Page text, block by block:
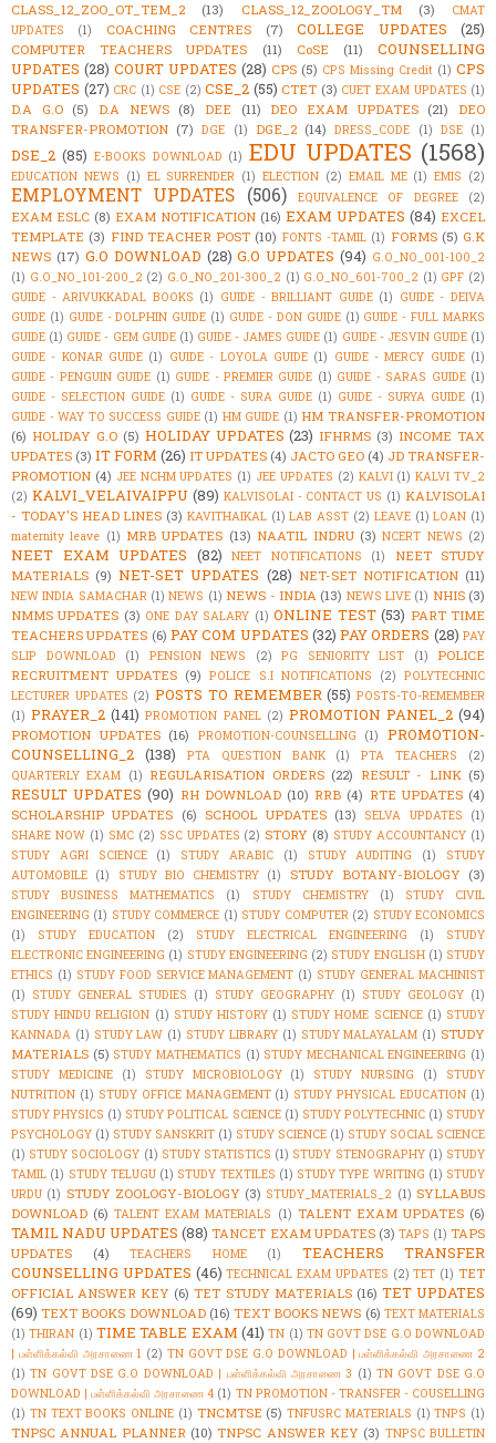
CLASS_12_ZOO_OT_TEM_2
(13) CLASS_12_ZOOLOGY_TM (3)
CMAT
UPDATES
(1) COACHING CENTRES (7) COLLEGE UPDATES (25)
COMPUTER TEACHERS UPDATES (11) CoSE (11)
COUNSELLING
UPDATES (28) COURT UPDATES (28) CPS (5) CPS Missing Credit (1) CPS
UPDATES (27) CRC (1) CSE (2) CSE_2 (55) CTET (3) CUET EXAM UPDATES (1)
D.A G.O (5) D.A NEWS (8) DEE (11) DEO EXAM UPDATES (21)
DEO
TRANSFER-PROMOTION (7) DGE (1) DGE_2 (14) DRESS_CODE (1) DSE (1)
DSE_2 (85) E-BOOKS DOWNLOAD (1) EDU UPDATES (1568)
EDUCATION NEWS (1) EL SURRENDER (1) ELECTION (2) EMAIL ME (1) EMIS (2)
EMPLOYMENT UPDATES (506) EQUIVALENCE OF DEGREE (2)
EXAM ESLC (8) EXAM NOTIFICATION (16) EXAM UPDATES (84) EXCEL
TEMPLATE (3) FIND TEACHER POST (10) FONTS -TAMIL (1) FORMS (5) G.K
NEWS (17) G.O DOWNLOAD (28) G.O UPDATES (94) G.O_NO_001-100_2
(1) G.O_NO_101-200_2 (2) G.O_NO_201-300_2 (1) G.O_NO_601-700_2 (1) GPF (2)
GUIDE - ARIVUKKADAL BOOKS (1) GUIDE - BRILLIANT GUIDE (1) GUIDE - DEIVA
GUIDE (1) GUIDE - DOLPHIN GUIDE (1) GUIDE - DON GUIDE (1) GUIDE - FULL MARKS
GUIDE (1) GUIDE - GEM GUIDE (1) GUIDE - JAMES GUIDE (1) GUIDE - JESVIN GUIDE (1)
GUIDE - KONAR GUIDE (1) GUIDE - LOYOLA GUIDE (1) GUIDE - MERCY GUIDE (1)
GUIDE - PENGUIN GUIDE (1) GUIDE - PREMIER GUIDE (1) GUIDE - SARAS GUIDE (1)
GUIDE - SELECTION GUIDE (1) GUIDE - SURA GUIDE (1) GUIDE - SURYA GUIDE (1)
GUIDE - WAY TO SUCCESS GUIDE (1) HM GUIDE (1) HM TRANSFER-PROMOTION
(6) HOLIDAY G.O (5) HOLIDAY UPDATES (23) IFHRMS (3) INCOME TAX
UPDATES (3) IT FORM (26) IT UPDATES (4) JACTO GEO (4) JD TRANSFER-
PROMOTION (4) JEE NCHM UPDATES (1) JEE UPDATES (2) KALVI (1) KALVI TV_2
(2) KALVI_VELAIVAIPPU (89) KALVISOLAI - CONTACT US (1) KALVISOLAI
- TODAY'S HEAD LINES (3) KAVITHAIKAL (1) LAB ASST (2) LEAVE (1) LOAN (1)
maternity leave (1) MRB UPDATES (13) NAATIL INDRU (3) NCERT NEWS (2)
NEET EXAM UPDATES (82) NEET NOTIFICATIONS (1)
NEET STUDY
MATERIALS (9) NET-SET UPDATES (28) NET-SET NOTIFICATION (11)
NEW INDIA SAMACHAR (1) NEWS (1) NEWS - INDIA (13) NEWS LIVE (1) NHIS (3)
NMMS UPDATES (3) ONE DAY SALARY (1) ONLINE TEST (53) PART TIME
TEACHERS UPDATES (6) PAY COM UPDATES (32) PAY ORDERS (28) PAY
SLIP DOWNLOAD
(1) PENSION NEWS (2) PG SENIORITY LIST (1)
POLICE
RECRUITMENT UPDATES (9) POLICE S.I NOTIFICATIONS (2) POLYTECHNIC
LECTURER UPDATES (2) POSTS TO REMEMBER (55) POSTS-TO-REMEMBER
(1) PRAYER_2 (141) PROMOTION PANEL (2) PROMOTION PANEL_2 (94)
PROMOTION UPDATES (16) PROMOTION-COUNSELLING (1)
PROMOTION-
COUNSELLING_2 (138) PTA QUESTION BANK (1) PTA TEACHERS
(2)
QUARTERLY EXAM (1) REGULARISATION ORDERS (22) RESULT - LINK (5)
RESULT UPDATES (90) RH DOWNLOAD (10) RRB (4) RTE UPDATES (4)
SCHOLARSHIP UPDATES (6) SCHOOL UPDATES (13) SELVA UPDATES
(1)
SHARE NOW (1) SMC (2) SSC UPDATES (2) STORY (8) STUDY ACCOUNTANCY (1)
STUDY AGRI SCIENCE
(1) STUDY ARABIC (1) STUDY AUDITING (1)
STUDY
AUTOMOBILE (1) STUDY BIO CHEMISTRY (1) STUDY BOTANY-BIOLOGY (3)
STUDY BUSINESS MATHEMATICS (1) STUDY CHEMISTRY (1)
STUDY CIVIL
ENGINEERING (1) STUDY COMMERCE (1) STUDY COMPUTER (2) STUDY ECONOMICS
(1)
STUDY EDUCATION (2) STUDY ELECTRICAL ENGINEERING (1)
STUDY
ELECTRONIC ENGINEERING (1) STUDY ENGINEERING (2) STUDY ENGLISH (1) STUDY
ETHICS (1) STUDY FOOD SERVICE MANAGEMENT (1) STUDY GENERAL MACHINIST
(1) STUDY GENERAL STUDIES (1) STUDY GEOGRAPHY (1) STUDY GEOLOGY (1)
STUDY HINDU RELIGION (1) STUDY HISTORY (1) STUDY HOME SCIENCE (1) STUDY
KANNADA (1) STUDY LAW (1) STUDY LIBRARY (1) STUDY MALAYALAM (1) STUDY
MATERIALS (5) STUDY MATHEMATICS (1) STUDY MECHANICAL ENGINEERING (1)
STUDY MEDICINE
(1) STUDY MICROBIOLOGY (1) STUDY NURSING (1)
STUDY
NUTRITION (1) STUDY OFFICE MANAGEMENT (1) STUDY PHYSICAL EDUCATION (1)
STUDY PHYSICS (1) STUDY POLITICAL SCIENCE (1) STUDY POLYTECHNIC (1) STUDY
PSYCHOLOGY (1) STUDY SANSKRIT (1) STUDY SCIENCE (1) STUDY SOCIAL SCIENCE
(1) STUDY SOCIOLOGY (1) STUDY STATISTICS (1) STUDY STENOGRAPHY (1) STUDY
TAMIL (1) STUDY TELUGU (1) STUDY TEXTILES (1) STUDY TYPE WRITING (1) STUDY
URDU (1) STUDY ZOOLOGY-BIOLOGY (3) STUDY_MATERIALS_2 (1) SYLLABUS
DOWNLOAD (6) TALENT EXAM MATERIALS (1) TALENT EXAM UPDATES (6)
TAMIL NADU UPDATES (88) TANCET EXAM UPDATES (3) TAPS (1) TAPS
UPDATES
(4) TEACHERS HOME (1)
TEACHERS TRANSFER
COUNSELLING UPDATES (46) TECHNICAL EXAM UPDATES (2) TET (1) TET
OFFICIAL ANSWER KEY (6) TET STUDY MATERIALS (16) TET UPDATES
(69) TEXT BOOKS DOWNLOAD (16) TEXT BOOKS NEWS (6) TEXT MATERIALS
(1) THIRAN (1) TIME TABLE EXAM (41) TN (1) TN GOVT DSE G.O DOWNLOAD
| பள்ளிக்கல்வி அரசாணை 1 (2) TN GOVT DSE G.O DOWNLOAD | பள்ளிக்கல்வி அரசாணை 2
(1) TN GOVT DSE G.O DOWNLOAD | பள்ளிக்கல்வி அரசாணை 3 (1) TN GOVT DSE G.O
DOWNLOAD | பள்ளிக்கல்வி அரசாணை 4 (1) TN PROMOTION - TRANSFER - COUSELLING
(1) TN TEXT BOOKS ONLINE (1) TNCMTSE (5) TNFUSRC MATERIALS (1) TNPS (1)
TNPSC ANNUAL PLANNER (10) TNPSC ANSWER KEY (3) TNPSC BULLETIN